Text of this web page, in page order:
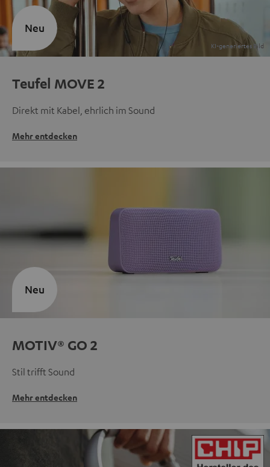
Teufel MOVE 2
Direkt mit Kabel, ehrlich im Sound
Mehr entdecken
Neu
MOTIV® GO 2
Stil trifft Sound
Mehr entdecken
Neu